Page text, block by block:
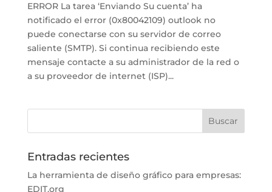
ERROR La tarea ‘Enviando Su cuenta’ ha
notificado el error (0x80042109) outlook no
puede conectarse con su servidor de correo
saliente (SMTP). Si continua recibiendo este
mensaje contacte a su administrador de la red o
a su proveedor de internet (ISP)...
Entradas recientes
La herramienta de diseño gráfico para empresas:
EDIT.org